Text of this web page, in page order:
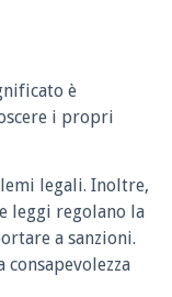
è
i propri
legali. Inoltre,
leggi regolano la
a sanzioni.